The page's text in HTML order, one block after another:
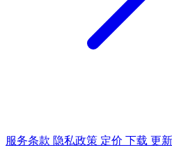
服务条款 隐私政策 定价 下载 更